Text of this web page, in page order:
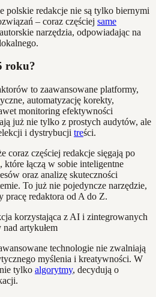
polskie redakcje nie są tylko biernymi
– coraz częściej same
narzędzia, odpowiadając na
roku?
to zaawansowane platformy,
automatyzację korekty,
monitoring efektywności
już nie tylko z prostych audytów, ale
i dystrybucji treści.
coraz częściej redakcje sięgają po
, które łączą w sobie inteligentne
oraz analizę skuteczności
To już nie pojedyncze narzędzie,
pracę redaktora od A do Z.
technologie nie zwalniają
myślenia i kreatywności. W
tylko algorytmy, decydują o